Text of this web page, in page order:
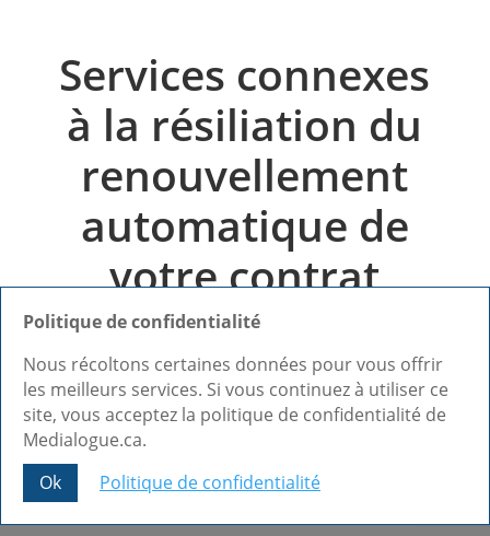
Services connexes
à la résiliation du
renouvellement
automatique de
votre contrat
Pages Jaunes à
Joliette dans
Lanaudière
Politique de confidentialité
Nous récoltons certaines données pour vous offrir
les meilleurs services. Si vous continuez à utiliser ce
site, vous acceptez la politique de confidentialité de
Medialogue.ca.
Ok
Politique de confidentialité